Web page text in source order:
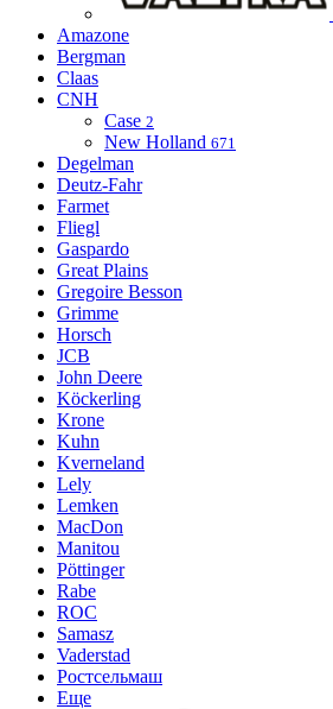
Amazone
Bergman
Claas
CNH
Case 2
New Holland 671
Degelman
Deutz-Fahr
Farmet
Fliegl
Gaspardo
Great Plains
Gregoire Besson
Grimme
Horsch
JCB
John Deere
Köckerling
Krone
Kuhn
Kverneland
Lely
Lemken
MacDon
Manitou
Pöttinger
Rabe
ROC
Samasz
Vaderstad
Ростсельмаш
Еще